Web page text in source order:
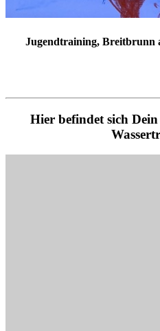
Jugendtraining, Breitbrunn
Hier befindet sich